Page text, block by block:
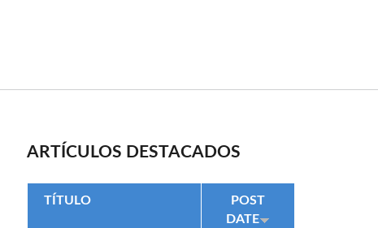
ARTÍCULOS DESTACADOS
TÍTULO
POST
DATE